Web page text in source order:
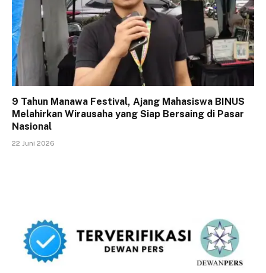
9 Tahun Manawa Festival, Ajang Mahasiswa BINUS
Melahirkan Wirausaha yang Siap Bersaing di Pasar
Nasional
22 Juni 2026